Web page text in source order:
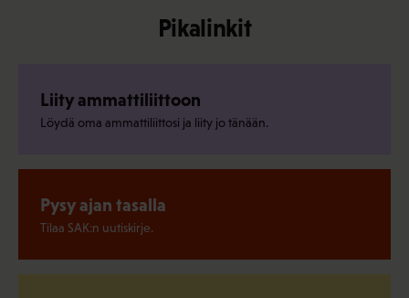
Pikalinkit
Liity ammattiliittoon
Löydä oma ammattiliittosi ja liity jo tänään.
Pysy ajan tasalla
Tilaa SAK:n uutiskirje.